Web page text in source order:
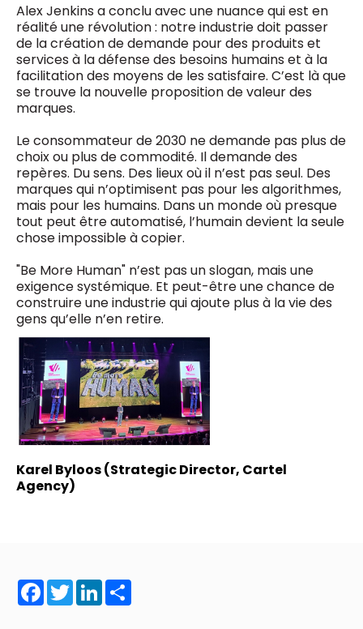
Alex Jenkins a conclu avec une nuance qui est en
réalité une révolution : notre industrie doit passer
de la création de demande pour des produits et
services à la défense des besoins humains et à la
facilitation des moyens de les satisfaire. C’est là que
se trouve la nouvelle proposition de valeur des
marques.
Le consommateur de 2030 ne demande pas plus de
choix ou plus de commodité. Il demande des
repères. Du sens. Des lieux où il n’est pas seul. Des
marques qui n’optimisent pas pour les algorithmes,
mais pour les humains. Dans un monde où presque
tout peut être automatisé, l’humain devient la seule
chose impossible à copier.
"Be More Human" n’est pas un slogan, mais une
exigence systémique. Et peut-être une chance de
construire une industrie qui ajoute plus à la vie des
gens qu’elle n’en retire.
Karel Byloos (Strategic Director, Cartel
Agency)
Facebook
TwitterLinkedIn